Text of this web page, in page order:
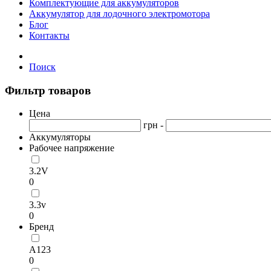
Комплектующие для аккумуляторов
Аккумулятор для лодочного электромотора
Блог
Контакты
Поиск
Фильтр товаров
Цена
грн -
Аккумуляторы
Рабочее напряжение
3.2V
0
3.3v
0
Бренд
А123
0